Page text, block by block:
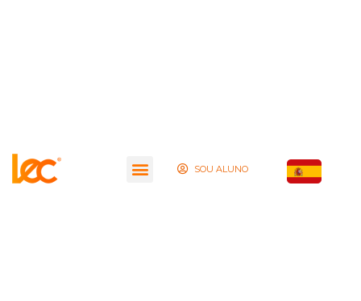
SOU ALUNO